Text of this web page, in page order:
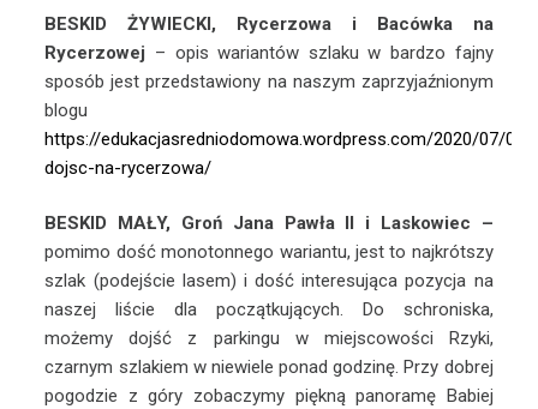
BESKID ŻYWIECKI, Rycerzowa i Bacówka na
Rycerzowej – opis wariantów szlaku w bardzo fajny
sposób jest przedstawiony na naszym zaprzyjaźnionym
blogu
https://edukacjasredniodomowa.wordpress.com/2020/07/02/
dojsc-na-rycerzowa/
BESKID MAŁY, Groń Jana Pawła II i Laskowiec –
pomimo dość monotonnego wariantu, jest to najkrótszy
szlak (podejście lasem) i dość interesująca pozycja na
naszej liście dla początkujących. Do schroniska,
możemy dojść z parkingu w miejscowości Rzyki,
czarnym szlakiem w niewiele ponad godzinę. Przy dobrej
pogodzie z góry zobaczymy piękną panoramę Babiej